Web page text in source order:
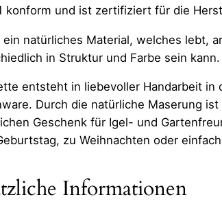
konform und ist zertifiziert für die
ein natürliches Material, welches lebt,
in Struktur und Farbe sein kann.
entsteht in liebevoller Handarbeit
Durch die natürliche Maserung
Geschenk für Igel- und
zu Weihnachten oder
Informationen